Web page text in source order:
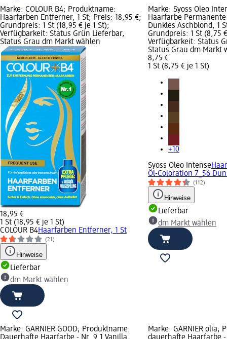
Marke: COLOUR B4; Produktname:
Haarfarben Entferner, 1 St; Preis: 18,95 €;
Grundpreis: 1 St (18,95 € je 1 St);
Verfügbarkeit: Status Grün Lieferbar,
Status Grau dm Markt wählen
18,95 €
1 St (18,95 € je 1 St)
COLOUR B4Haarfarben Entferner, 1 St
(21)
Hinweise
Lieferbar
dm Markt wählen
Marke: Syoss Oleo
Haarfarbe
Dunkles Aschblond, 1
Grundpreis: 1 St (8,75
Verfügbarkeit: Status
Status Grau dm Markt
8,75 €
1 St (8,75 € je 1 St)
+10
Syoss Oleo Intense
Öl-Coloration 7_56
(112)
Hinweise
Lieferbar
dm Markt wählen
Marke: GARNIER GOOD; Produktname:
Marke: GARNIER olia;